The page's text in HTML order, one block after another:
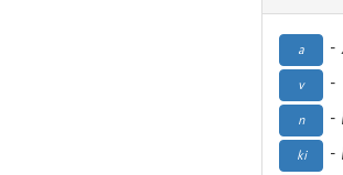
a -
v -
n -
ki -